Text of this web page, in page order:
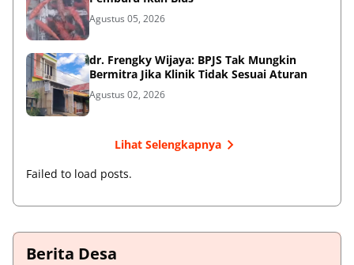
Agustus 05, 2026
dr. Frengky Wijaya: BPJS Tak Mungkin
Bermitra Jika Klinik Tidak Sesuai Aturan
Agustus 02, 2026
Lihat Selengkapnya
Failed to load posts.
Berita Desa